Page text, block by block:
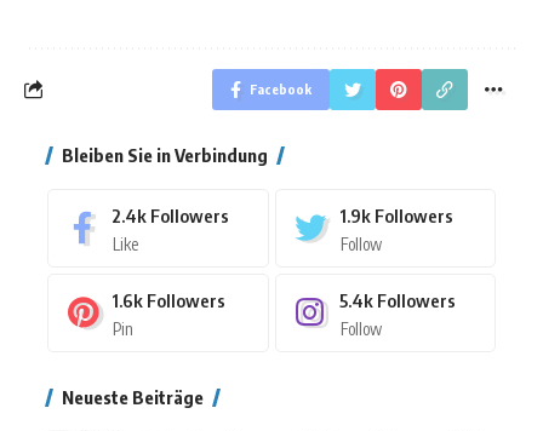
Facebook
Bleiben Sie in Verbindung
2.4k Followers
Like
1.9k Followers
Follow
1.6k Followers
Pin
5.4k Followers
Follow
Neueste Beiträge